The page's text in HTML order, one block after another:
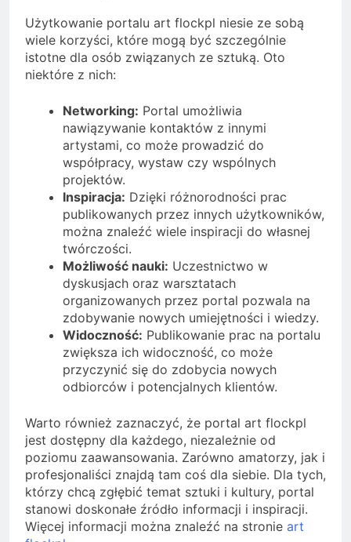
Użytkowanie portalu art flockpl niesie ze sobą
wiele korzyści, które mogą być szczególnie
istotne dla osób związanych ze sztuką. Oto
niektóre z nich:
Networking: Portal umożliwia
nawiązywanie kontaktów z innymi
artystami, co może prowadzić do
współpracy, wystaw czy wspólnych
projektów.
Inspiracja: Dzięki różnorodności prac
publikowanych przez innych użytkowników,
można znaleźć wiele inspiracji do własnej
twórczości.
Możliwość nauki: Uczestnictwo w
dyskusjach oraz warsztatach
organizowanych przez portal pozwala na
zdobywanie nowych umiejętności i wiedzy.
Widoczność: Publikowanie prac na portalu
zwiększa ich widoczność, co może
przyczynić się do zdobycia nowych
odbiorców i potencjalnych klientów.
Warto również zaznaczyć, że portal art flockpl
jest dostępny dla każdego, niezależnie od
poziomu zaawansowania. Zarówno amatorzy, jak i
profesjonaliści znajdą tam coś dla siebie. Dla tych,
którzy chcą zgłębić temat sztuki i kultury, portal
stanowi doskonałe źródło informacji i inspiracji.
Więcej informacji można znaleźć na stronie art